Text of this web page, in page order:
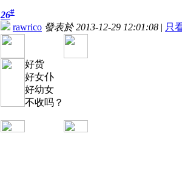
26#
rawrico 發表於 2013-12-29 12:01:08 | 只
好货
好女仆
好幼女
不收吗？